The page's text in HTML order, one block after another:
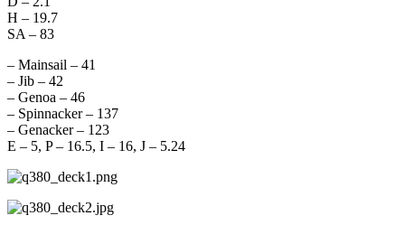
H – 19.7
SA – 83
– Mainsail – 41
– Jib – 42
– Genoa – 46
– Spinnacker – 137
– Genacker – 123
E – 5, P – 16.5, I – 16, J – 5.24